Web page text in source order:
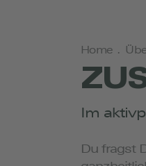
Home .
Im
Du fragst